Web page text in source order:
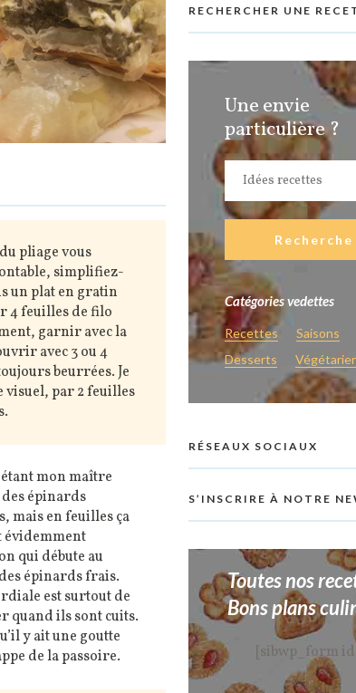
pliage vous
simplifiez-
un plat en gratin
4 feuilles de filo
garnir avec la
avec 3 ou 4
beurrées. Je
par 2 feuilles
mon maître
des épinards
mais en feuilles ça
évidemment
qui débute au
épinards frais.
est surtout de
quand ils sont cuits.
y ait une goutte
de la passoire.
RECHERCHER UNE
Une envie
particulière ?
Catégories vedettes
Recettes
Saisons
Desserts
RÉSEAUX SOCIAUX
S’INSCRIRE À NOTRE
Toutes nos
Bons plans
[sibwp_form